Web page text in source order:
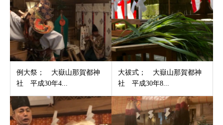
例大祭； 大嶽山那賀都神
社 平成30年4...
大祓式； 大嶽山那賀都神
社 平成30年8...